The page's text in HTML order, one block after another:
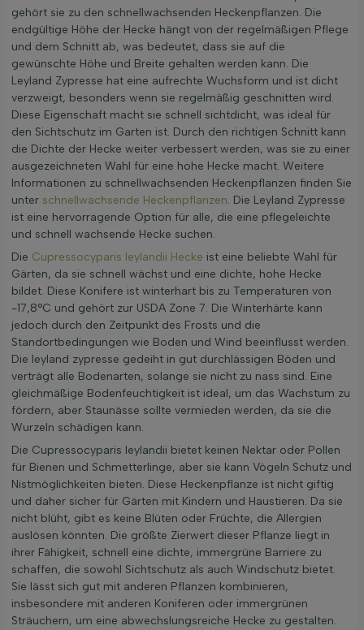
gehört sie zu den schnellwachsenden Heckenpflanzen. Die
endgültige Höhe der Hecke hängt von der regelmäßigen Pflege
und dem Schnitt ab, was bedeutet, dass sie auf die
gewünschte Höhe und Breite gehalten werden kann. Die
Leyland Zypresse hat eine aufrechte Wuchsform und ist dicht
verzweigt, besonders wenn sie regelmäßig geschnitten wird.
Diese Eigenschaft macht sie schnell sichtdicht, was ideal für
den Sichtschutz im Garten ist. Durch den richtigen Schnitt kann
die Dichte der Hecke weiter verbessert werden, was sie zu einer
ausgezeichneten Wahl für eine hohe Hecke macht. Weitere
Informationen zu schnellwachsenden Heckenpflanzen finden Sie
unter schnellwachsende Heckenpflanzen. Die Leyland Zypresse
ist eine hervorragende Option für alle, die eine pflegeleichte
und schnell wachsende Hecke suchen.
Die Cupressocyparis leylandii Hecke ist eine beliebte Wahl für
Gärten, da sie schnell wächst und eine dichte, hohe Hecke
bildet. Diese Konifere ist winterhart bis zu Temperaturen von
-17,8°C und gehört zur USDA Zone 7. Die Winterhärte kann
jedoch durch den Zeitpunkt des Frosts und die
Standortbedingungen wie Boden und Wind beeinflusst werden.
Die leyland zypresse gedeiht in gut durchlässigen Böden und
verträgt alle Bodenarten, solange sie nicht zu nass sind. Eine
gleichmäßige Bodenfeuchtigkeit ist ideal, um das Wachstum zu
fördern, aber Staunässe sollte vermieden werden, da sie die
Wurzeln schädigen kann.
Die Cupressocyparis leylandii bietet keinen Nektar oder Pollen
für Bienen und Schmetterlinge, aber sie kann Vögeln Schutz und
Nistmöglichkeiten bieten. Diese Heckenpflanze ist nicht giftig
und daher sicher für Gärten mit Kindern und Haustieren. Da sie
nicht blüht, gibt es keine Blüten oder Früchte, die Allergien
auslösen könnten. Die größte Zierwert dieser Pflanze liegt in
ihrer Fähigkeit, schnell eine dichte, immergrüne Barriere zu
schaffen, die sowohl Sichtschutz als auch Windschutz bietet.
Sie lässt sich gut mit anderen Pflanzen kombinieren,
insbesondere mit anderen Koniferen oder immergrünen
Sträuchern, um eine abwechslungsreiche Hecke zu gestalten.